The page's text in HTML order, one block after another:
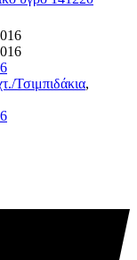
Τσιμπιδάκια,